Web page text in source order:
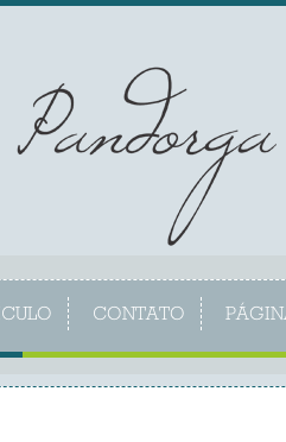
CONTATO